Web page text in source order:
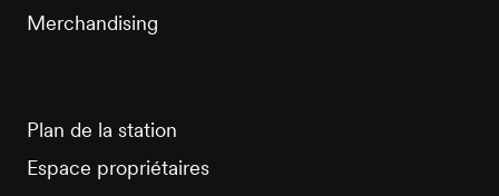
Merchandising
Plan de la station
Espace propriétaires